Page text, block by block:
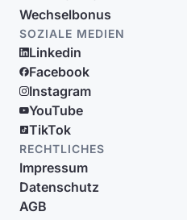
Wechselbonus
SOZIALE MEDIEN
Linkedin
Facebook
Instagram
YouTube
TikTok
RECHTLICHES
Impressum
Datenschutz
AGB